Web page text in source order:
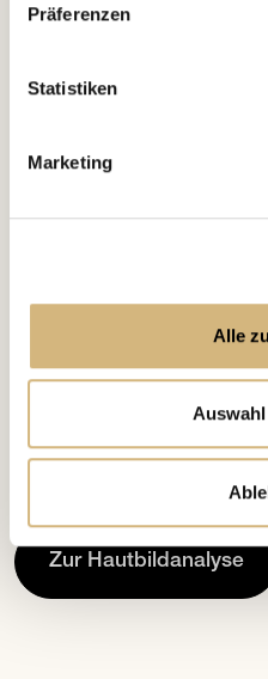
kontaktieren können und
Präferenzen
Statistiken
Marketing
Alle
FIND YOUR
Jetzt Hautbild
Nimm Dir ein paar Minuten
Hautbildanalyse und finde
punktgenau zu Dir passt.
Zur Hautbildanalyse